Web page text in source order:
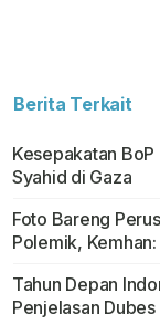
Berita Terkait
Kesepakatan
Syahid di Gaza
Foto Bareng
Polemik,
Tahun Depan
Penjelasan